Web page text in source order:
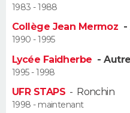
Alimentation
Guide de la santé
Maladies
Médicaments
Sommeil
VOYAGE
PHOTO
1983 - 1988
Collège Jean Mermoz -
1990 - 1995
Lycée Faidherbe -
1995 - 1998
UFR STAPS- Ronchin
1998 - maintenant